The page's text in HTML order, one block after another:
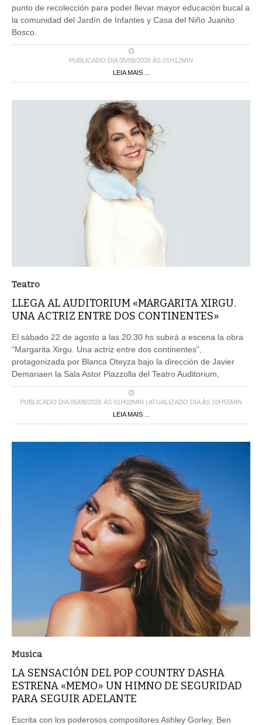
punto de recolección para poder llevar mayor educación bucal a
la comunidad del Jardín de Infantes y Casa del Niño Juanito
Bosco.
PUBLICADO DIA 05/08/2026 ÀS 01H12MIN
LEIA MAIS ...
Teatro
LLEGA AL AUDITORIUM «MARGARITA XIRGU.
UNA ACTRIZ ENTRE DOS CONTINENTES»
El sábado 22 de agosto a las 20:30 hs subirá a escena la obra
“Margarita Xirgu. Una actriz entre dos continentes”,
protagonizada por Blanca Oteyza bajo la dirección de Javier
Demariaen la Sala Astor Piazzolla del Teatro Auditorium,
PUBLICADO DIA 05/08/2026 ÀS 01H02MIN | ATUALIZADO DIA ÀS 10H55MIN
LEIA MAIS ...
Musica
LA SENSACIÓN DEL POP COUNTRY DASHA
ESTRENA «MEMO» UN HIMNO DE SEGURIDAD
PARA SEGUIR ADELANTE
Escrita con los poderosos compositores Ashley Gorley, Ben